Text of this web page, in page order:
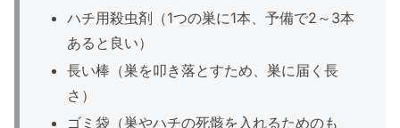
ハチ用殺虫剤（1つの巣に1本、予備で2～3本
あると良い）
長い棒（巣を叩き落とすため、巣に届く長
さ）
ゴミ袋（巣やハチの死骸を入れるためのも